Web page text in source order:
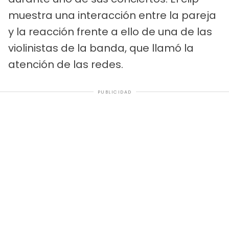
muestra una interacción entre la pareja
y la reacción frente a ello de una de las
violinistas de la banda, que llamó la
atención de las redes.
PUBLICIDAD